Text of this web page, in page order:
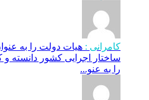
کامرانی : هیات دولت را به
را به عنو...